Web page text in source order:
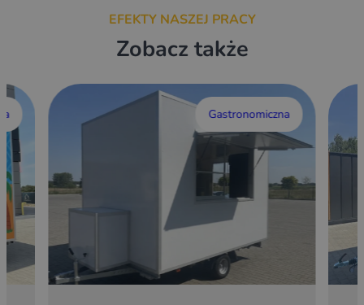
EFEKTY NASZEJ PRACY
Zobacz także
Gastronomiczna